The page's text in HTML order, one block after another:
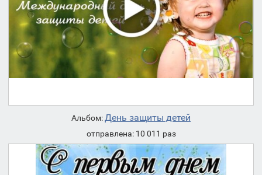
Альбом:День защиты детей
отправлена: 10 011 раз